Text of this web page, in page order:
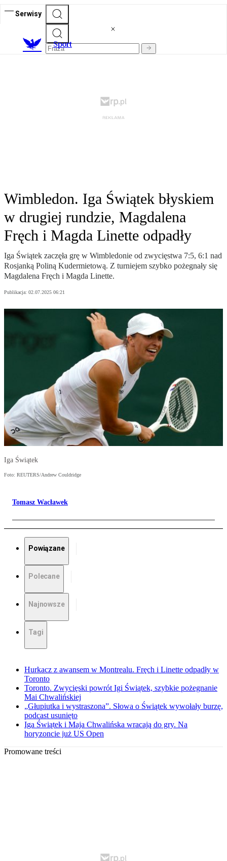
Serwisy
Sport
Wimbledon. Iga Świątek błyskiem
w drugiej rundzie, Magdalena
Fręch i Magda Linette odpadły
Iga Świątek zaczęła grę w Wimbledonie od zwycięstwa 7:5, 6:1 nad
Rosjanką Poliną Kudermietową. Z turniejem szybko pożegnały się
Magdalena Fręch i Magda Linette.
Publikacja: 02.07.2025 06:21
Iga Świątek
Foto: REUTERS/Andrew Couldridge
Tomasz Wacławek
Powiązane
Polecane
Najnowsze
Tagi
Hurkacz z awansem w Montrealu. Fręch i Linette odpadły w
Toronto
Toronto. Zwycięski powrót Igi Świątek, szybkie pożegnanie
Mai Chwalińskiej
„Głupiutka i wystraszona”. Słowa o Świątek wywołały burzę,
podcast usunięto
Iga Świątek i Maja Chwalińska wracają do gry. Na
horyzoncie już US Open
Promowane treści